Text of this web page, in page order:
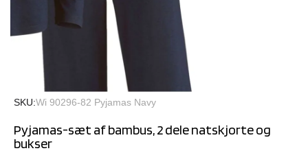
SKU Wi 90296-82 Pyjamas Navy
Pyjamas-sæt af bambus, 2 dele natskjorte og
bukser